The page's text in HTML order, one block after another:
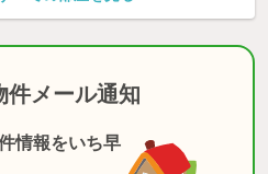
件メール通知
情報をいち早